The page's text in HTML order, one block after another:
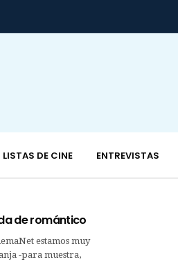
LISTAS DE CINE ENTREVISTAS
de romántico
estamos muy
-para muestra,